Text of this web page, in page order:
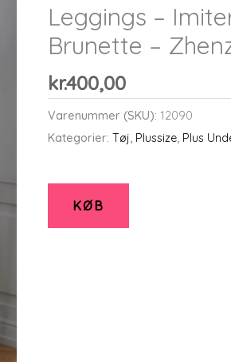
Leggings –
Brunette –
kr.400,00
Varenummer (SKU):12090
Kategorier:Tøj, Plussize, Plus
KØB